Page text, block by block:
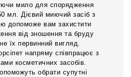
мило для спорядження
мл. Дієвий миючий засіб з
допоможе вам захистити
від зношення та бруду
їх первинний вигляд.
напряму співпрацює з
косметичних засобів.
обрати супутні